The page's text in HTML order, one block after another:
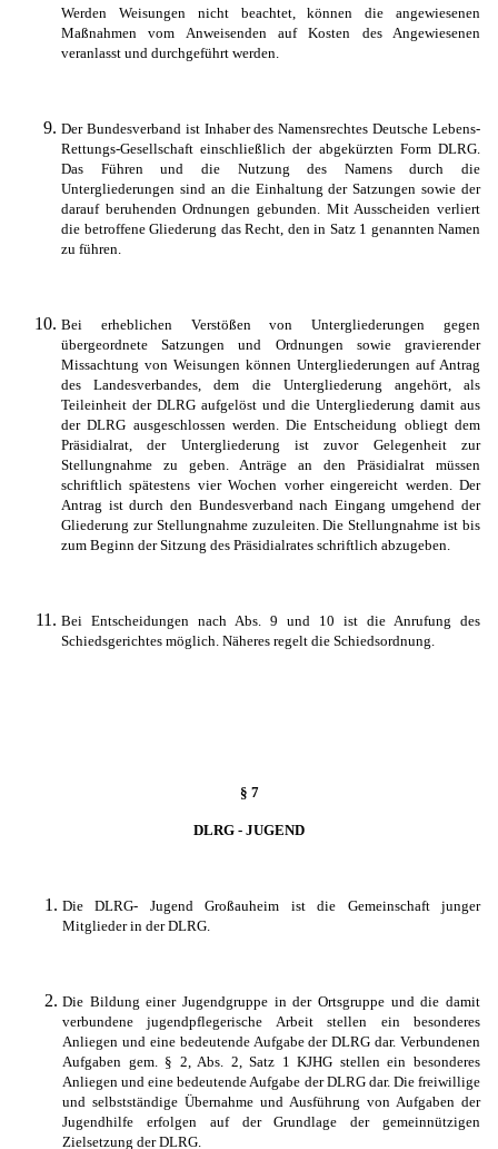
Werden Weisungen nicht beachtet, können die angewiesenen
Maßnahmen vom Anweisenden auf Kosten des Angewiesenen
veranlasst und durchgeführt werden.
Der Bundesverband ist Inhaber des Namensrechtes Deutsche Lebens-
Rettungs-Gesellschaft einschließlich der abgekürzten Form DLRG.
Das Führen und die Nutzung des Namens durch die
Untergliederungen sind an die Einhaltung der Satzungen sowie der
darauf beruhenden Ordnungen gebunden. Mit Ausscheiden verliert
die betroffene Gliederung das Recht, den in Satz 1 genannten Namen
zu führen.
Bei erheblichen Verstößen von Untergliederungen gegen
übergeordnete Satzungen und Ordnungen sowie gravierender
Missachtung von Weisungen können Untergliederungen auf Antrag
des Landesverbandes, dem die Untergliederung angehört, als
Teileinheit der DLRG aufgelöst und die Untergliederung damit aus
der DLRG ausgeschlossen werden. Die Entscheidung obliegt dem
Präsidialrat, der Untergliederung ist zuvor Gelegenheit zur
Stellungnahme zu geben. Anträge an den Präsidialrat müssen
schriftlich spätestens vier Wochen vorher eingereicht werden. Der
Antrag ist durch den Bundesverband nach Eingang umgehend der
Gliederung zur Stellungnahme zuzuleiten. Die Stellungnahme ist bis
zum Beginn der Sitzung des Präsidialrates schriftlich abzugeben.
Bei Entscheidungen nach Abs. 9 und 10 ist die Anrufung des
Schiedsgerichtes möglich. Näheres regelt die Schiedsordnung.
§ 7
DLRG - JUGEND
Die DLRG- JugendGroßauheim ist die Gemeinschaft junger
Mitglieder in der DLRG.
Die Bildung einer Jugendgruppe in der Ortsgruppe und die damit
verbundene jugendpflegerische Arbeit stellen ein besonderes
Anliegen und eine bedeutende Aufgabe der DLRG dar. Verbundenen
Aufgaben gem. § 2, Abs. 2, Satz 1 KJHG stellen ein besonderes
Anliegen und eine bedeutende Aufgabe der DLRG dar. Die freiwillige
und selbstständige Übernahme und Ausführung von Aufgaben der
Jugendhilfe erfolgen auf der Grundlage der gemeinnützigen
Zielsetzung der DLRG.